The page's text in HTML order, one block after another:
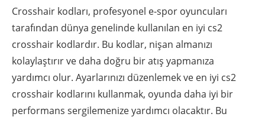
Crosshair kodları, profesyonel e-spor oyuncuları
tarafından dünya genelinde kullanılan en iyi cs2
crosshair kodlardır. Bu kodlar, nişan almanızı
kolaylaştırır ve daha doğru bir atış yapmanıza
yardımcı olur. Ayarlarınızı düzenlemek ve en iyi cs2
crosshair kodlarını kullanmak, oyunda daha iyi bir
performans sergilemenize yardımcı olacaktır. Bu